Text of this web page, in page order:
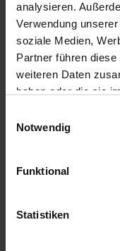
analysieren.
Verwendung
soziale Medien,
Partner führen
weiteren Daten
haben oder die sie
Notwendig
Funktional
Statistiken